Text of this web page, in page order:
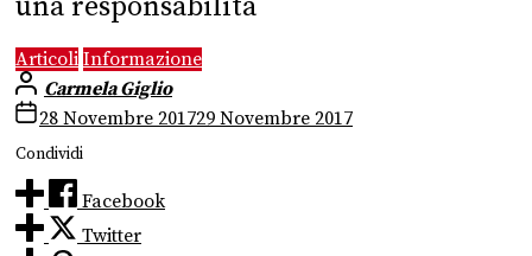
Articoli Informazione
Carmela Giglio
28 Novembre 201729 Novembre 2017
Condividi
Facebook
Twitter